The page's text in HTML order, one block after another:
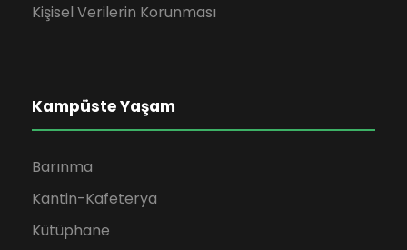
Kişisel Verilerin Korunması
Kampüste Yaşam
Barınma
Kantin-Kafeterya
Kütüphane